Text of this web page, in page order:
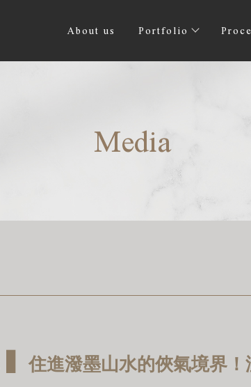
About us Portfolio
Media
▍住進潑墨山水的俠氣境界